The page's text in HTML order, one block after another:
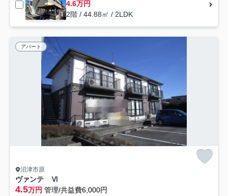
4.6万円
2階 / 44.88㎡ / 2LDK
アパート
沼津市原
ヴァンテ Ⅵ
4.5万円 管理/共益費6,000円